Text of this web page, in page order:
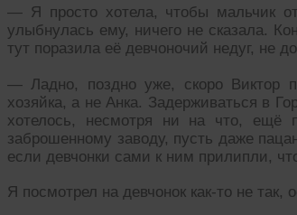
— Я просто хотела, чтобы мальчик
улыбнулась ему, ничего не сказала.
тут поразила её девчоночий недуг, не
— Ладно, поздно уже, скоро Виктор
хозяйка, а не Анка. Задерживаться в
хотелось, несмотря ни на что, ещё
заброшенному заводу, пусть даже
если девчонки сами к ним прилипли,
Я посмотрел на девчонок как-то не